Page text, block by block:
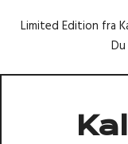
Limited Edition fra